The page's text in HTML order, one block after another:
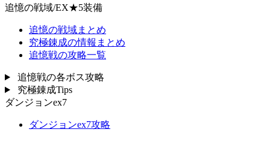
追憶の戦域/EX★5装備
追憶の戦域まとめ
究極錬成の情報まとめ
追憶戦の攻略一覧
追憶戦の各ボス攻略
究極錬成Tips
ダンジョンex7
ダンジョンex7攻略